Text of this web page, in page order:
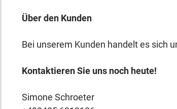
Über den Kunden
Bei unserem Kunden handelt es sich
Kontaktieren Sie uns noch heute!
Simone Schroeter